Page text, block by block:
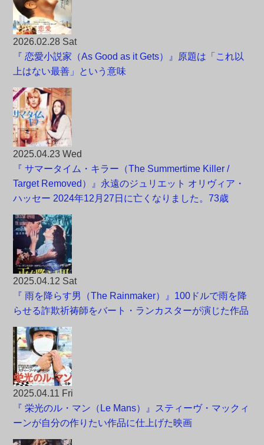
2026.02.28 Sat
『 恋愛小説家（As Good as it Gets）』原題は「これ以
上はない最善」という意味
2025.04.23 Wed
『 サマータイム・キラー（The Summertime Killer /
Target Removed）』永遠のジュリエット オリヴィア・
ハッセー 2024年12月27日に亡くなりました。73歳
2025.04.12 Sat
『 雨を降らす男（The Rainmaker）』100ドルで雨を降
らせる詐欺祈祷師をバート・ランカスターが演じた作品
2025.04.11 Fri
『 栄光のル・マン（Le Mans）』スティーヴ・マックィ
ーンが自分の作りたい作品に仕上げた映画